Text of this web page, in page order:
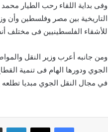
وفى بداية اللقاء رحب الطيار
التاريخية بين مصر وفلسطين وأن
للأشقاء الفلسطينيين فى مختلف
ومن جانبه أعرب وزير النقل
الجوي ودورها الهام فى تنمية
في مجال النقل الجوي مبديا تطلعه
فيسبوك لينكدإن